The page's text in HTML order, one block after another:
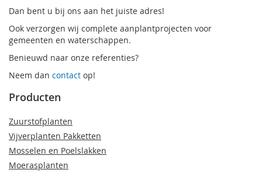
Dan bent u bij ons aan het juiste adres!
Ook verzorgen wij complete aanplantprojecten voor
gemeenten en waterschappen.
Benieuwd naar onze referenties?
Neem dan contact op!
Producten
Zuurstofplanten
Vijverplanten Pakketten
Mosselen en Poelslakken
Moerasplanten